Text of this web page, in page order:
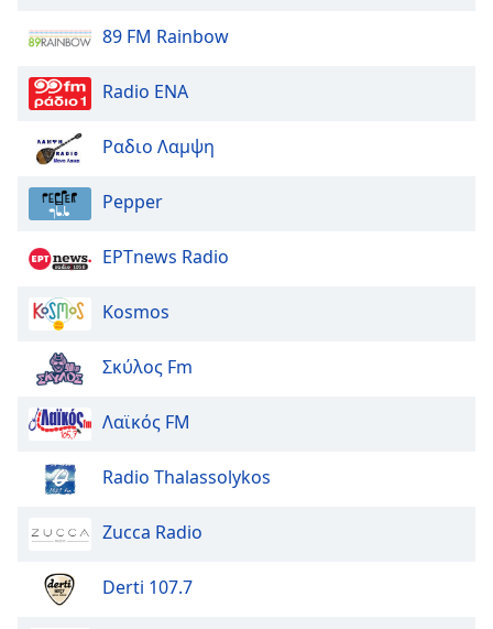
dialog
window.
Escape
cancel
close
window.
Color
Opacity
Background
89 FM Rainbow
Radio ENA
Ραδιο Λαμψη
Pepper
ΕΡΤnews Radio
Kosmos
Σκύλος Fm
Λαϊκός FM
Radio Thalassolykos
Zucca Radio
Derti 107.7